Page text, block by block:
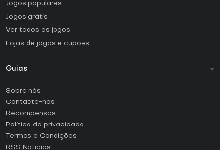
Jogos populares
Jogos grátis
Ver todos os jogos
Lojas de jogos e cupões
Guias
Como ativar uma CD Key Steam?
Como ativar uma CD Key Epic Games?
Como ativar uma CD Key GOG?
Sobre nós
Contacte-nos
Recompensas
Política de privacidade
Termos e Condições
RSS Noticias